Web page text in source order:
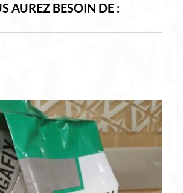
AUREZ BESOIN DE :